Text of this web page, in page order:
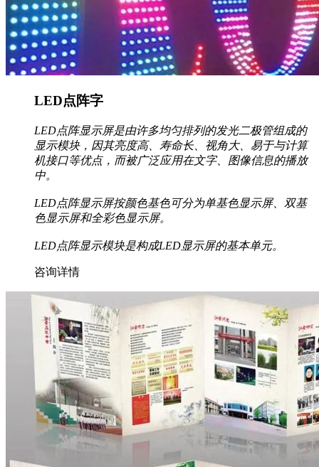
LED点阵字
LED点阵显示屏是由许多均匀排列的发光二极管组成的
显示模块，因其亮度高、寿命长、视角大、易于与计算
机接口等优点，而被广泛应用在文字、图像信息的播放
中。
LED点阵显示屏按颜色基色可分为单基色显示屏、双基
色显示屏和全彩色显示屏。
LED点阵显示模块是构成LED显示屏的基本单元。
咨询详情